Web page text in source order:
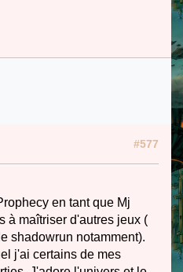
#577
en tant que Mj
à maîtriser d'autres jeux (
shadowrun notamment).
j'ai certains de mes